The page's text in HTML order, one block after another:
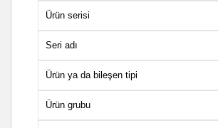
Ürün serisi
Seri adı
Ürün ya da bileşen tipi
Ürün grubu